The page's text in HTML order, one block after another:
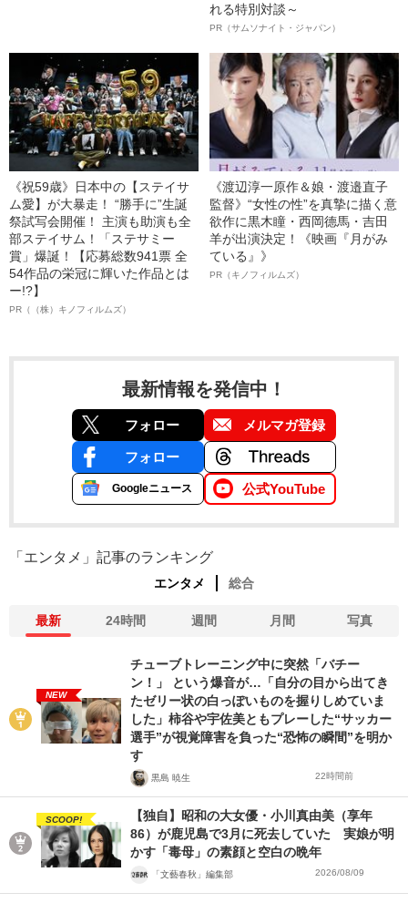
れる特別対談～
PR（サムソナイト・ジャパン）
《祝59歳》日本中の【ステイサ
ム愛】が大暴走！ “勝手に”生誕
祭試写会開催！ 主演も助演も全
部ステイサム！「ステサミー
賞」爆誕！【応募総数941票 全
54作品の栄冠に輝いた作品とは
ー!?】
PR（（株）キノフィルムズ）
《渡辺淳一原作＆娘・渡邉直子
監督》“女性の性”を真摯に描く意
欲作に黒木瞳・西岡德馬・吉田
羊が出演決定！《映画『月がみ
ている』》
PR（キノフィルムズ）
最新情報を発信中！
フォロー メルマガ登録
フォロー
Googleニュース 公式YouTube
「エンタメ」記事のランキング
エンタメ 総合
最新 24時間 週間 月間 写真
NEW
チューブトレーニング中に突然「バチー
ン！」 という爆音が…「自分の目から出てき
たゼリー状の白っぽいものを握りしめていま
した」柿谷や宇佐美ともプレーした“サッカー
選手”が視覚障害を負った“恐怖の瞬間”を明か
す
黒島 暁生 22時間前
SCOOP!
【独自】昭和の大女優・小川真由美（享年
86）が鹿児島で3月に死去していた 実娘が明
かす「毒母」の素顔と空白の晩年
「文藝春秋」編集部 2026/08/09